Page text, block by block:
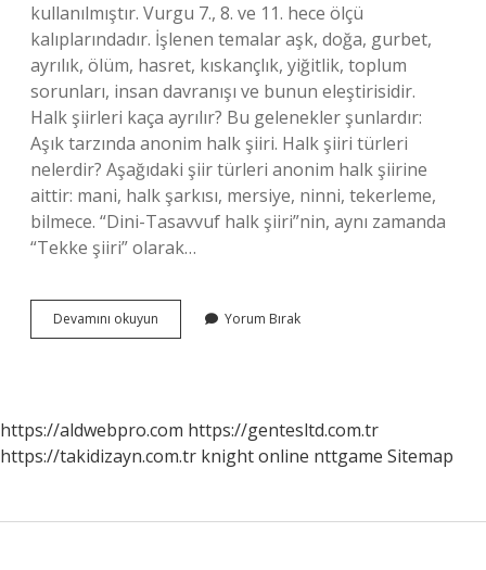
kullanılmıştır. Vurgu 7., 8. ve 11. hece ölçü
kalıplarındadır. İşlenen temalar aşk, doğa, gurbet,
ayrılık, ölüm, hasret, kıskançlık, yiğitlik, toplum
sorunları, insan davranışı ve bunun eleştirisidir.
Halk şiirleri kaça ayrılır? Bu gelenekler şunlardır:
Aşık tarzında anonim halk şiiri. Halk şiiri türleri
nelerdir? Aşağıdaki şiir türleri anonim halk şiirine
aittir: mani, halk şarkısı, mersiye, ninni, tekerleme,
bilmece. “Dini-Tasavvuf halk şiiri”nin, aynı zamanda
“Tekke şiiri” olarak…
Devamını okuyun
Tarzı
Yorum Bırak
https://aldwebpro.com https://gentesltd.com.tr
https://takidizayn.com.tr knight online nttgame Sitemap